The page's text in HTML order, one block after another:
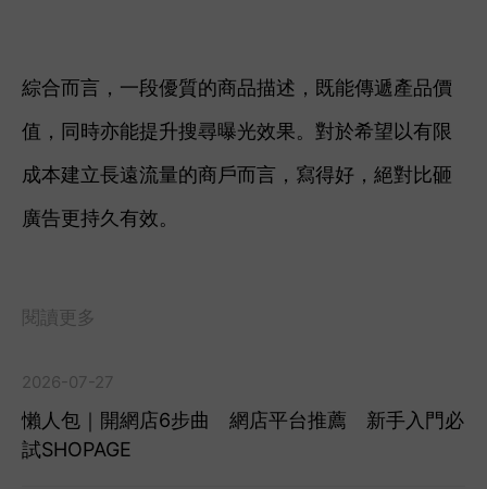
綜合而言，一段優質的商品描述，既能傳遞產品價
值，同時亦能提升搜尋曝光效果。對於希望以有限
成本建立長遠流量的商戶而言，寫得好，絕對比砸
廣告更持久有效。
閱讀更多
2026-07-27
懶人包｜開網店6步曲 網店平台推薦 新手入門必
試SHOPAGE